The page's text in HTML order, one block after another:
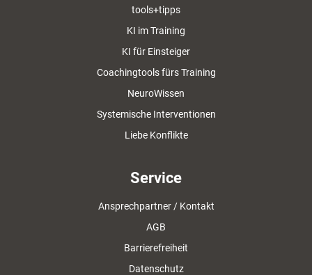
tools+tipps
KI im Training
KI für Einsteiger
Coachingtools fürs Training
NeuroWissen
Systemische Interventionen
Liebe Konflikte
Service
Ansprechpartner / Kontakt
AGB
Barrierefreiheit
Datenschutz